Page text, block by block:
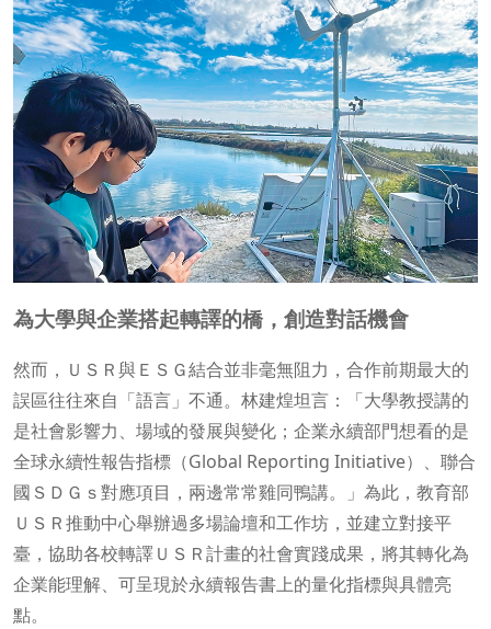
為大學與企業搭起轉譯的橋，創造對話機會
然而，ＵＳＲ與ＥＳＧ結合並非毫無阻力，合作前期最大的
誤區往往來自「語言」不通。林建煌坦言：「大學教授講的
是社會影響力、場域的發展與變化；企業永續部門想看的是
全球永續性報告指標（Global Reporting Initiative）、聯合
國ＳＤＧｓ對應項目，兩邊常常雞同鴨講。」為此，教育部
ＵＳＲ推動中心舉辦過多場論壇和工作坊，並建立對接平
臺，協助各校轉譯ＵＳＲ計畫的社會實踐成果，將其轉化為
企業能理解、可呈現於永續報告書上的量化指標與具體亮
點。